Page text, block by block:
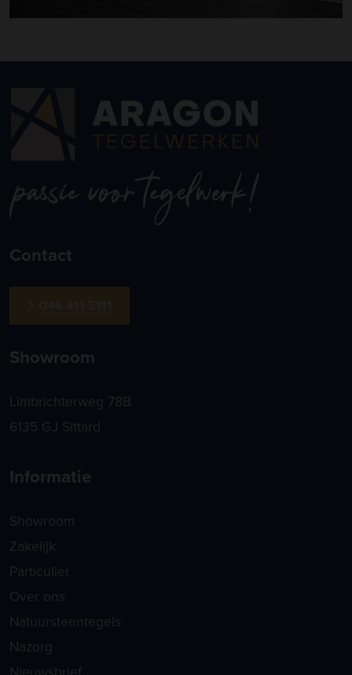
Contact
Showroom
Limbrichterweg 78B
6135 GJ Sittard
Informatie
Showroom
Zakelijk
Particulier
Over ons
Natuursteentegels
Nazorg